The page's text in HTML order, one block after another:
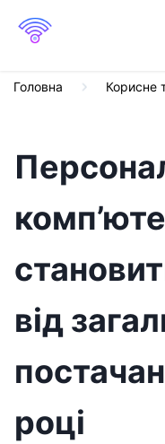
Головна Корисне
від
році